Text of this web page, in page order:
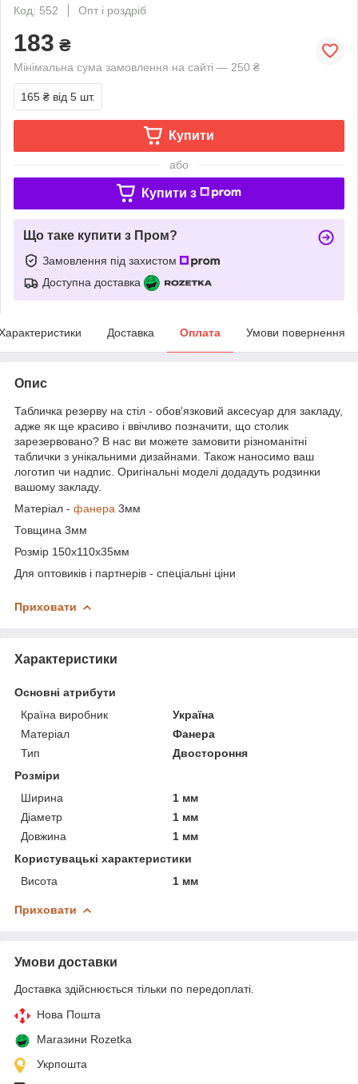
Код: 552
Опт і роздріб
183 ₴
Мінімальна сума замовлення на сайті — 250 ₴
165 ₴ від 5 шт.
Купити
або
Купити з
Що таке купити з Пром?
Замовлення під захистом
Доступна доставка
Доставка Оплата Умови повернення
Опис
Табличка резерву на стіл - обов'язковий аксесуар для закладу,
адже як ще красиво і ввічливо позначити, що столик
зарезервовано? В нас ви можете замовити різноманітні
таблички з унікальними дизайнами. Також наносимо ваш
логотип чи надпис. Оригінальні моделі додадуть родзинки
вашому закладу.
Матеріал - фанера 3мм
Товщина 3мм
Розмір 150х110х35мм
Для оптовиків і партнерів - спеціальні ціни
Приховати
Характеристики
Основні атрибути
Країна виробник
Україна
Матеріал
Фанера
Тип
Двостороння
Розміри
Ширина
1 мм
Діаметр
1 мм
Довжина
1 мм
Користувацькi характеристики
Висота
1 мм
Приховати
Умови доставки
Доставка здійснюється тільки по передоплаті.
Нова Пошта
Магазини Rozetka
Укрпошта